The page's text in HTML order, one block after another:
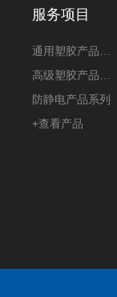
服务项目
防静电产品系列
+查看产品